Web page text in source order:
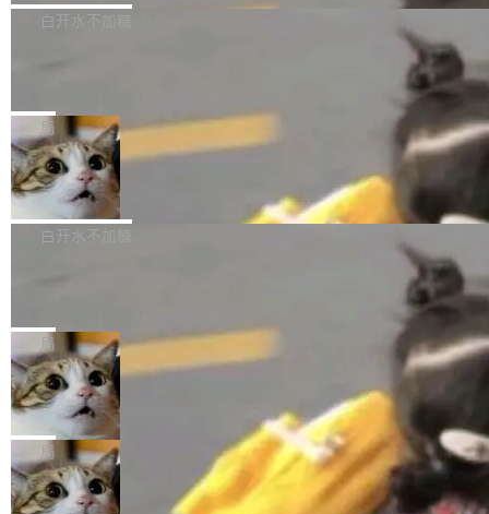
w 不要求标准普通话，方言识别覆盖粤语、吴语
容提供的字体时出现的几个问题 为避免音频加
质的最低采样率）的音频格式将被拒绝 修复了 C
SS 圆角虚线样式中可能存在的问题 如果表单中
的图像元素不在同一个子树中，则它们将不再关
联 加...
发布的 Release Notes，他利用 AI 工具（如 Co
最强的若干项。对于尚未正式发版的 PG 19，则
通过拉取过去一年内（从 PG 18 Beta1 时间点
至今）的所有 commit，同样交由 AI 分析提炼。
经过人工复核，准确度令人满意。这一方法也为
社区爱好者提供了高效跟踪新版本的思路。
白开水不加糖
维护工作一直与我的日常工作、家务、社交生活
和休闲娱乐竞争时间。" 这是 libexpat 维护者 S
ebastian Pipping 写在博客里的话。8 月 4 日，
他宣布了一个新消息：从 2026 年 8 月 1 日起，
他可以全职维护 libexpat 了，最长 6 个月。发
库之一。你的操作系统、浏览器、无数的基础设
施软件，很可能都在用它。而过去十年，维护它
的人一直在用业余...
局
Firefox 153.0.3 发布
Firefox 153.0.3 现已发布，具体更新内容如
下： New Smart Window 包含多项增强功能：
gi?id=2019042">Bug&nbsp;2019042</a>）</l
i> <li>现在，助手可以直接使用 Exa 的网络搜索
结果回答问题，而无需将问题转交给搜索引擎。
（<a href="https://bugzilla.mozilla.org/show_
bug.cgi?id=204...
白开水不加糖
的 npm 包。项目的核心论点是：容器不适合 Ag
ent 计算。真正适合的，是 Isolate。 Cloudflare
工程师在这件事上没什么可谦虚的——他们用 W
orkers 跑了十年 Isolate。用 CEO Matthew Pri
nce 的话说：「我们一生都在用 Isolate 运行代
码，而 AI Agent 不需要容器，它们需要的是 Iso
late。」 容器为什么不合适 容器的问题在于启动
局
OpenAI 公开邮件和聊天记录回应苹果
诉讼，称“Apple is getting this wron
g”
上个月，苹果一纸诉状把 OpenAI 告上法庭，指
控其挖角苹果前员工并窃取商业秘密。苹果的诉
状把 OpenAI 描述成一个系统性地从前东家挖
人、套取机密信息的对手。 OpenAI 没发律师
局
HUAWEI MatePad Edge上架WorkBu